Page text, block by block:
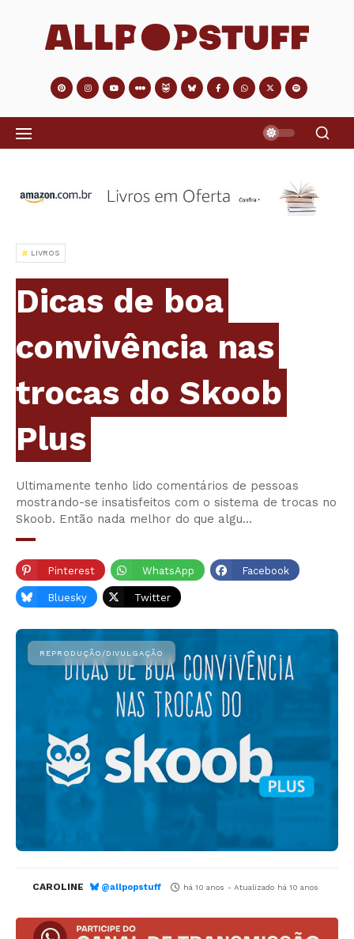
LIVROS
Dicas de boa
convivência nas
trocas do Skoob
Plus
Ultimamente tenho lido comentários de pessoas
mostrando-se insatisfeitos com o sistema de trocas no
Skoob. Então nada melhor do que algu…
Pinterest WhatsApp Facebook
Bluesky Twitter
CAROLINE @allpopstuff há 10 anos - Atualizado há 10 anos